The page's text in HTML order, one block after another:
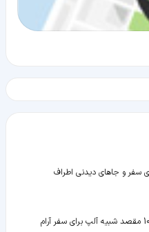
سفر و جاهای دیدنی اطراف